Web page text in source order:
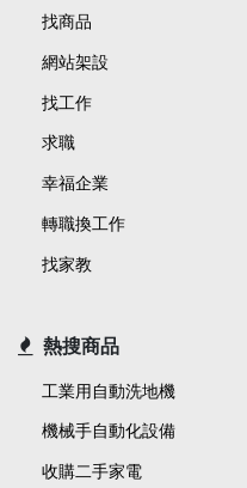
找商品
網站架設
找工作
求職
幸福企業
轉職換工作
找家教
熱搜商品
工業用自動洗地機
機械手自動化設備
收購二手家電